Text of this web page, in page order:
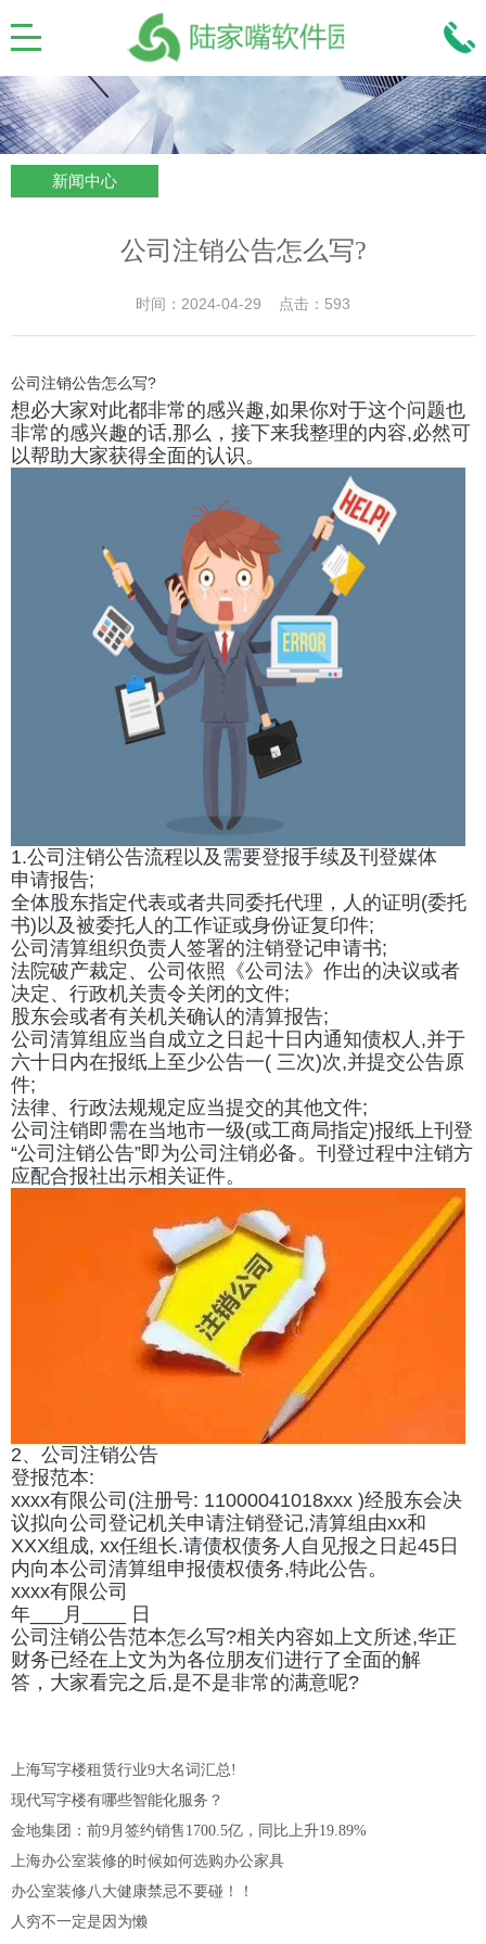
新闻中心
公司注销公告怎么写?
时间：2024-04-29 点击：593
公司注销公告怎么写?
想必大家对此都非常的感兴趣,如果你对于这个问题也
非常的感兴趣的话,那么， 接下来我整理的内容,必然可
以帮助大家获得全面的认识。
1.公司注销公告流程以及需要登报手续及刊登媒体
申请报告;
全体股东指定代表或者共同委托代理，人的证明(委托
书)以及被委托人的工作证或身份证复印件;
公司清算组织负责人签署的注销登记申请书;
法院破产裁定、公司依照《公司法》作出的决议或者
决定、行政机关责令关闭的文件;
股东会或者有关机关确认的清算报告;
公司清算组应当自成立之日起十日内通知债权人,并于
六十日内在报纸上至少公告一( 三次)次,并提交公告原
件;
法律、行政法规规定应当提交的其他文件;
公司注销即需在当地市一级(或工商局指定)报纸上刊登
“公司注销公告”即为公司注销必备。刊登过程中注销方
应配合报社出示相关证件。
2、公司注销公告
登报范本:
xxxx有限公司(注册号: 11000041018xxx )经股东会决
议拟向公司登记机关申请注销登记,清算组由xx和
XXX组成, xx任组长.请债权债务人自见报之日起45日
内向本公司清算组申报债权债务,特此公告。
xxxx有限公司
年___月____ 日
公司注销公告范本怎么写?相关内容如上文所述,华正
财务已经在上文为为各位朋友们进行了全面的解
答，大家看完之后,是不是非常的满意呢?
上海写字楼租赁行业9大名词汇总!
现代写字楼有哪些智能化服务？
金地集团：前9月签约销售1700.5亿，同比上升19.89%
上海办公室装修的时候如何选购办公家具
办公室装修八大健康禁忌不要碰！！
人穷不一定是因为懒